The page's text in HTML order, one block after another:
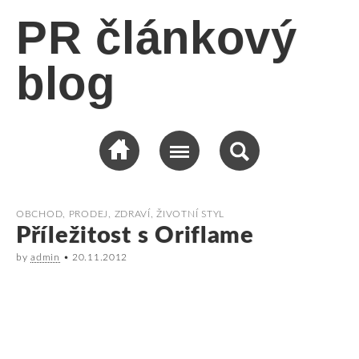
PR článkový
blog
OBCHOD, PRODEJ , ZDRAVÍ, ŽIVOTNÍ STYL
Příležitost s Oriflame
byadmin • 20.11.2012